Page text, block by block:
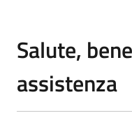
Salute,
assistenza